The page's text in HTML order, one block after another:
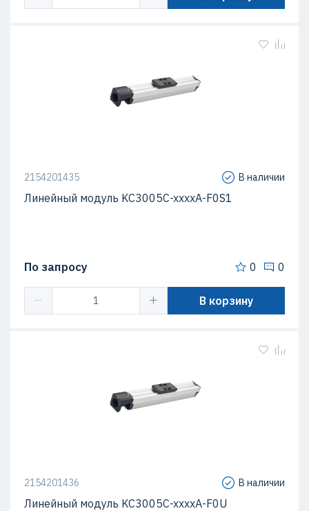
2154201435 В наличии
Линейный модуль KC3005C-xxxxA-F0S1
По запросу 0 0
В корзину
2154201436 В наличии
Линейный модуль KC3005C-xxxxA-F0U